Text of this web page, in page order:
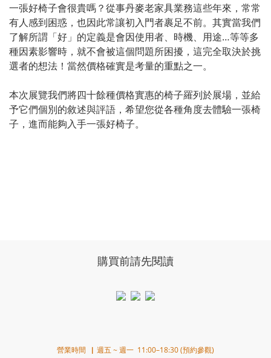
一張好椅子會很貴嗎？從事丹麥老家具業務這些年來，常常
有人感到困惑，也因此常讓初入門者裹足不前。其實當我們
了解所謂「好」的定義是會因使用者、時機、用途…等等多
種因素影響時，就不會被這個問題所困擾，這完全取決於挑
選者的想法！當然價格確實是考量的重點之一。
本次展覽我們將四十餘種價格實惠的椅子羅列於展場，並給
予它們個別的敘述與評語，希望您從各種角度去體驗一張椅
子，進而能夠入手一張好椅子。
購買前請先閱讀
營業時間▕ 週五 ~ 週一 11:00–18:30 (預約參觀)